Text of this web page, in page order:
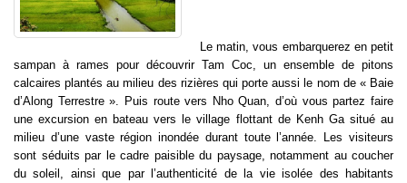
Le matin, vous embarquerez en petit
sampan à rames pour découvrir Tam Coc, un ensemble de pitons
calcaires plantés au milieu des rizières qui porte aussi le nom de « Baie
d’Along Terrestre ». Puis route vers Nho Quan, d’où vous partez faire
une excursion en bateau vers le village flottant de Kenh Ga situé au
milieu d’une vaste région inondée durant toute l’année. Les visiteurs
sont séduits par le cadre paisible du paysage, notamment au coucher
du soleil, ainsi que par l’authenticité de la vie isolée des habitants